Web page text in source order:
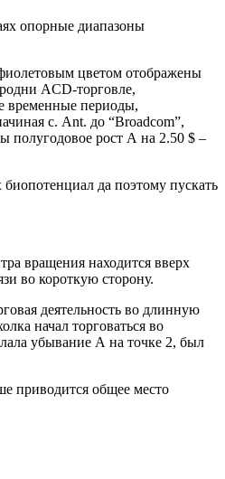
опорные диапазоны
цветом отображены
ACD-торговле,
временные периоды,
с. Ant. до “Broadcom”,
полугодовое рост А на 2.50 $ –
да поэтому пускать
вращения находится вверх
во короткую сторону.
деятельность во длинную
начал торговаться во
убывание А на точке 2, был
приводится общее место